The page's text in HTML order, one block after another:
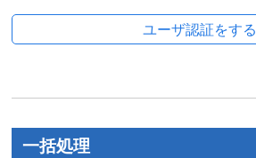
一括処理